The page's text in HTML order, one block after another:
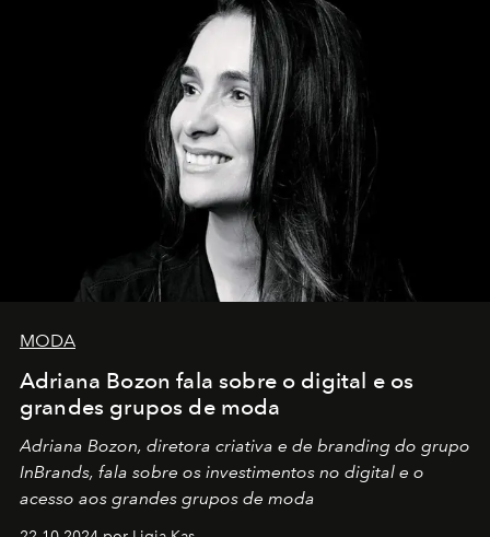
MODA
Adriana Bozon fala sobre o digital e os
grandes grupos de moda
Adriana Bozon, diretora criativa e de branding do grupo
InBrands, fala sobre os investimentos no digital e o
acesso aos grandes grupos de moda